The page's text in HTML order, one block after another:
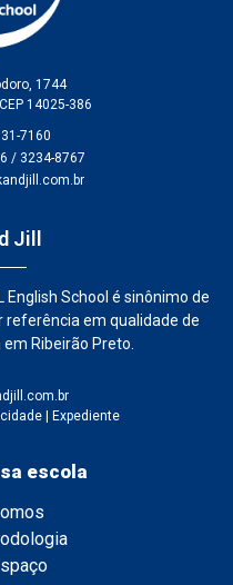
1744
14025-386
7160
/ 3234-8767
Jill
English School é sinônimo de
referência em qualidade de
Ribeirão Preto.
| Expediente
escola